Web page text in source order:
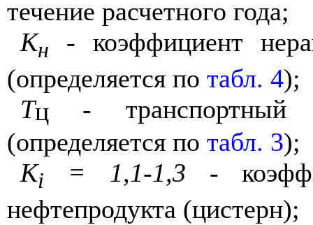
течение расчетного года;
Кн
- коэффициент
(определяется по табл. 4);
Тц- транспортный
(определяется по табл. 3);
Ki = 1,1-1,3 -
нефтепродукта (цистерн);